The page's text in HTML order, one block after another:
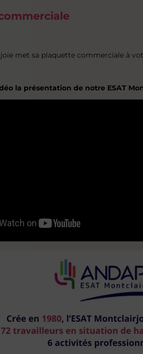
met sa plaquette commerciale à
la présentation de notre ESAT